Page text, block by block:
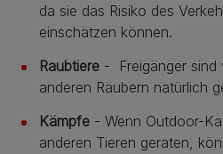
da sie das Risiko des
einschätzen können.
Raubtiere -
Freigänger
anderen Räubern natürlich
Kämpfe - Wenn Outdoor-
anderen Tieren geraten,